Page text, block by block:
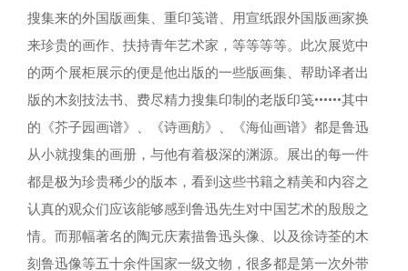
搜集来的外国版画集、重印笺谱、用宣纸跟外国版画家换
来珍贵的画作、扶持青年艺术家，等等等等。此次展览中
的两个展柜展示的便是他出版的一些版画集、帮助译者出
版的木刻技法书、费尽精力搜集印制的老版印笺••••••其中
的《芥子园画谱》、《诗画舫》、《海仙画谱》都是鲁迅
从小就搜集的画册，与他有着极深的渊源。展出的每一件
都是极为珍贵稀少的版本，看到这些书籍之精美和内容之
认真的观众们应该能够感到鲁迅先生对中国艺术的殷殷之
情。而那幅著名的陶元庆素描鲁迅头像、以及徐诗荃的木
刻鲁迅像等五十余件国家一级文物，很多都是第一次外带